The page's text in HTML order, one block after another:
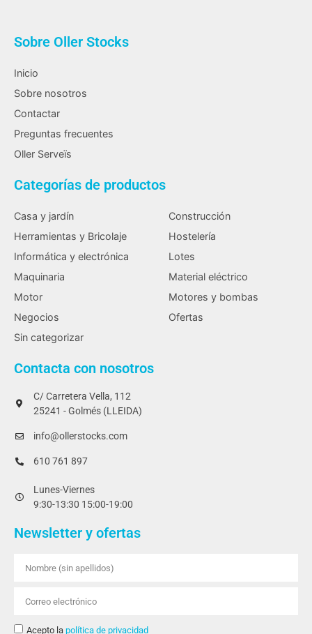
Sobre Oller Stocks
Inicio
Sobre nosotros
Contactar
Preguntas frecuentes
Oller Serveïs
Categorías de productos
Casa y jardín
Construcción
Herramientas y Bricolaje
Hostelería
Informática y electrónica
Lotes
Maquinaria
Material eléctrico
Motor
Motores y bombas
Negocios
Ofertas
Sin categorizar
Contacta con nosotros
C/ Carretera Vella, 112
25241 - Golmés (LLEIDA)
info@ollerstocks.com
610 761 897
Lunes-Viernes
9:30-13:30 15:00-19:00
Newsletter y ofertas
Acepto la política de privacidad